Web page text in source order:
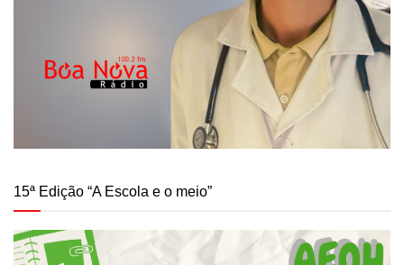
15ª Edição “A Escola e o meio”